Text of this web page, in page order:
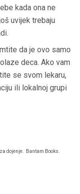
kada ona ne
uvijek trebaju
da je ovo samo
deca. Ako vam
se svom lekaru,
ili lokalnoj grupi
dojenje. Bantam Books.